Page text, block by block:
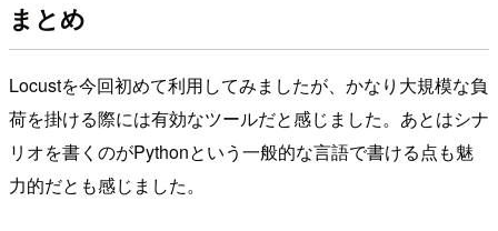
まとめ
Locustを今回初めて利用してみましたが、かなり大規模な負
荷を掛ける際には有効なツールだと感じました。あとはシナ
リオを書くのがPythonという一般的な言語で書ける点も魅
力的だとも感じました。